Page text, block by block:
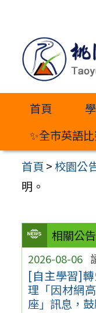
內
首頁
✨全市英語
首頁 >校園公
明。
相關公告
2026-08-06
[自主學習]
理「因材網
座」訊息，